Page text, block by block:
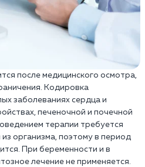
после медицинского осмотра,
Кодировка
заболеваниях сердца и
печеночной и почечной
терапии требуется
организма, поэтому в период
При беременности и в
лечение не применяется.